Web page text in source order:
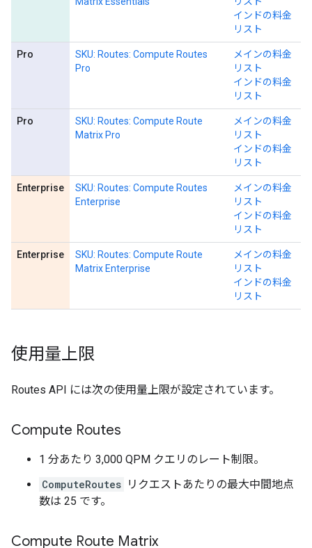
インドの料金
リスト
Pro
SKU: Routes: Compute Routes
Pro
メインの料金
リスト
インドの料金
リスト
Pro
SKU: Routes: Compute Route
Matrix Pro
メインの料金
リスト
インドの料金
リスト
Enterprise
SKU: Routes: Compute Routes
Enterprise
メインの料金
リスト
インドの料金
リスト
Enterprise
SKU: Routes: Compute Route
Matrix Enterprise
メインの料金
リスト
インドの料金
リスト
使用量上限
Routes API には次の使用量上限が設定されています。
Compute Routes
1 分あたり 3,000 QPM クエリのレート制限。
ComputeRoutes リクエストあたりの最大中間地点
数は 25 です。
Compute Route Matrix